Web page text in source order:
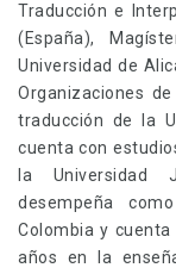
Traducción e
(España),
Universidad de
Organizaciones
traducción de la
cuenta con
la Universidad
desempeña
Colombia y
años en la